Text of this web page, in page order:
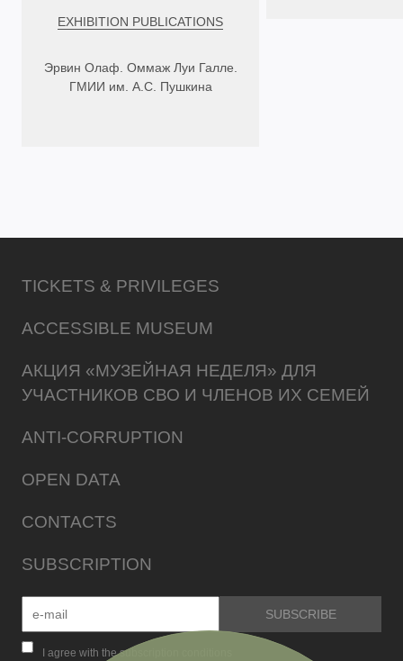
EXHIBITION PUBLICATIONS
Эрвин Олаф. Оммаж Луи Галле.
ГМИИ им. А.С. Пушкина
TICKETS & PRIVILEGES
ACCESSIBLE MUSEUM
АКЦИЯ «МУЗЕЙНАЯ НЕДЕЛЯ» ДЛЯ
УЧАСТНИКОВ СВО И ЧЛЕНОВ ИХ СЕМЕЙ
ANTI-CORRUPTION
OPEN DATA
CONTACTS
SUBSCRIPTION
I agree with the subscription conditions